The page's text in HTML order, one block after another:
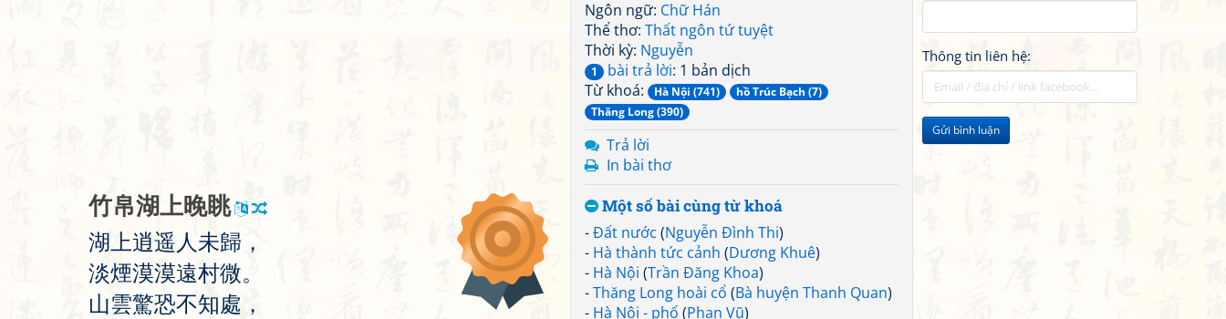
Thông tin liên hệ:
Gửi bình luận
Ngôn ngữ: Chữ Hán
Thể thơ: Thất ngôn tứ tuyệt
Thời kỳ: Nguyễn
1 bài trả lời: 1 bản dịch
Từ khoá:
Hà Nội (741)
hồ Trúc Bạch (7)
Thăng Long (390)
Trả lời
In bài thơ
Một số bài cùng từ khoá
-Đất nước (Nguyễn Đình Thi)
- Hà thành tức cảnh (Dương Khuê)
- Hà Nội (Trần Đăng Khoa)
-Thăng Long hoài cổ (Bà huyện Thanh Quan)
- Hà Nội - phố (Phan Vũ)
竹帛湖上晚眺
湖 上逍遥 人 未歸 ，
淡煙漠漠遠村微。
山雲驚恐不知處 ，